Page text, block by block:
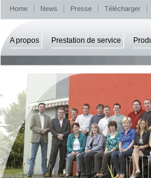
Home News Presse Télécharger
A propos Prestation de service